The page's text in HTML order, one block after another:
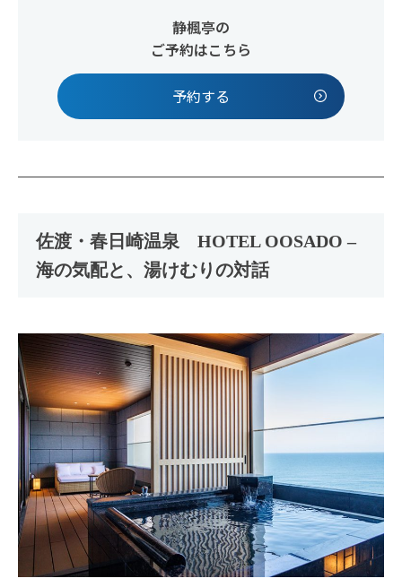
静楓亭の
ご予約はこちら
予約する
佐渡・春日崎温泉 HOTEL OOSADO –
海の気配と、湯けむりの対話